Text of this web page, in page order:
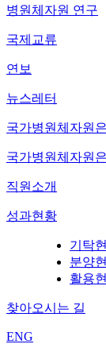
병원체자원 연구
국제교류
연보
뉴스레터
국가병원체자원
국가병원체자원
직원소개
성과현황
기탁
분양
활용
찾아오시는 길
ENG